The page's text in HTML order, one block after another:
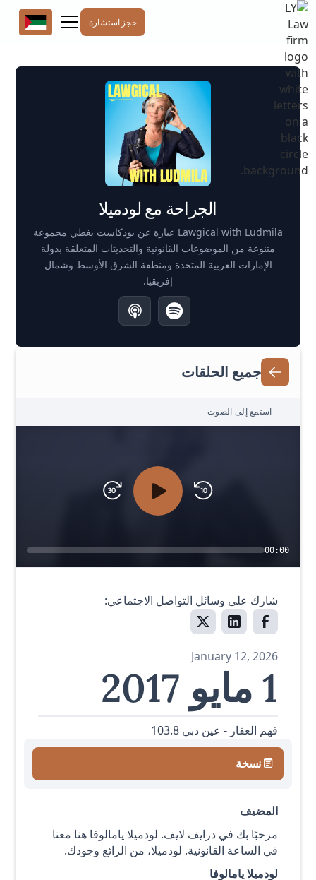
حجز استشارة
الجراحة مع لودميلا
Lawgical with Ludmila عبارة عن بودكاست يغطي مجموعة
متنوعة من الموضوعات القانونية والتحديثات المتعلقة بدولة
الإمارات العربية المتحدة ومنطقة الشرق الأوسط وشمال
إفريقيا.
جميع الحلقات
استمع إلى الصوت
00:00
شارك على وسائل التواصل الاجتماعي:
January 12, 2026
1 مايو 2017
فهم العقار - عين دبي 103.8
نسخة
المضيف
مرحبًا بك في درايف لايف. لودميلا يامالوفا هنا معنا
في الساعة القانونية. لودميلا، من الرائع وجودك.
لودميلا يامالوفا